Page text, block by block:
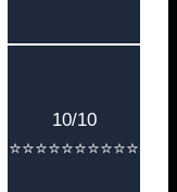
10/10
⭐⭐⭐⭐⭐⭐⭐⭐⭐⭐